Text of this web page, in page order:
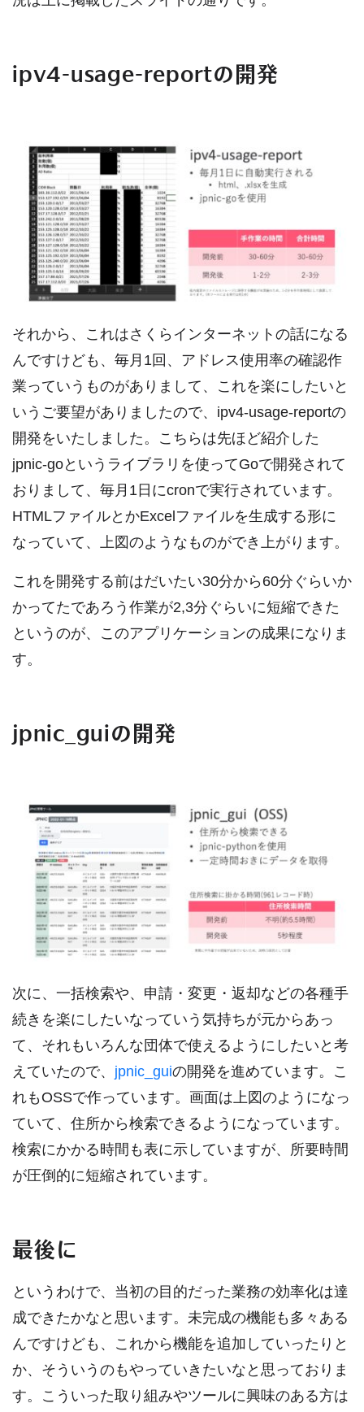
ipv4-usage-reportの開発
それから、これはさくらインターネットの話になる
んですけども、毎月1回、アドレス使用率の確認作
業っていうものがありまして、これを楽にしたいと
いうご要望がありましたので、ipv4-usage-reportの
開発をいたしました。こちらは先ほど紹介した
jpnic-goというライブラリを使ってGoで開発されて
おりまして、毎月1日にcronで実行されています。
HTMLファイルとかExcelファイルを生成する形に
なっていて、上図のようなものができ上がります。
これを開発する前はだいたい30分から60分ぐらいか
かってたであろう作業が2,3分ぐらいに短縮できた
というのが、このアプリケーションの成果になりま
す。
jpnic_guiの開発
次に、一括検索や、申請・変更・返却などの各種手
続きを楽にしたいなっていう気持ちが元からあっ
て、それもいろんな団体で使えるようにしたいと考
えていたので、 jpnic_guiの開発を進めています。こ
れもOSSで作っています。画面は上図のようになっ
ていて、住所から検索できるようになっています。
検索にかかる時間も表に示していますが、所要時間
が圧倒的に短縮されています。
最後に
というわけで、当初の目的だった業務の効率化は達
成できたかなと思います。未完成の機能も多々ある
んですけども、これから機能を追加していったりと
か、そういうのもやっていきたいなと思っておりま
す。こういった取り組みやツールに興味のある方は